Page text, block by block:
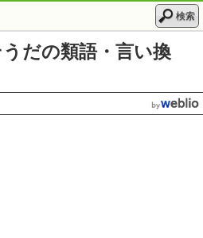
検索
だの類語・言い換